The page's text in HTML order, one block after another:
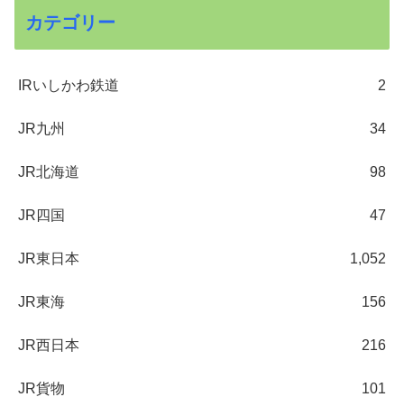
カテゴリー
IRいしかわ鉄道 2
JR九州 34
JR北海道 98
JR四国 47
JR東日本 1,052
JR東海 156
JR西日本 216
JR貨物 101